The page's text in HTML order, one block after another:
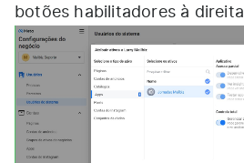
botões habilitadores à direita